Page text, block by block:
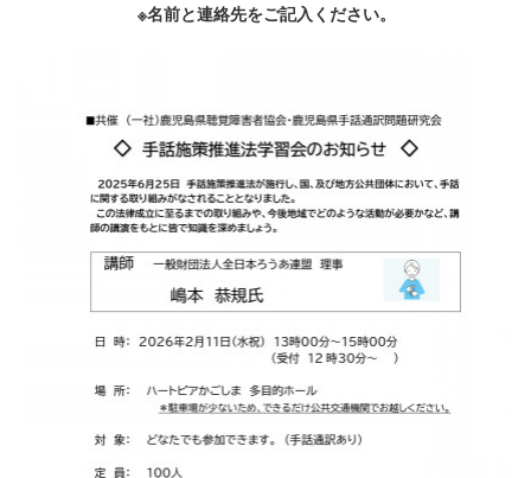
※名前と連絡先をご記入ください。